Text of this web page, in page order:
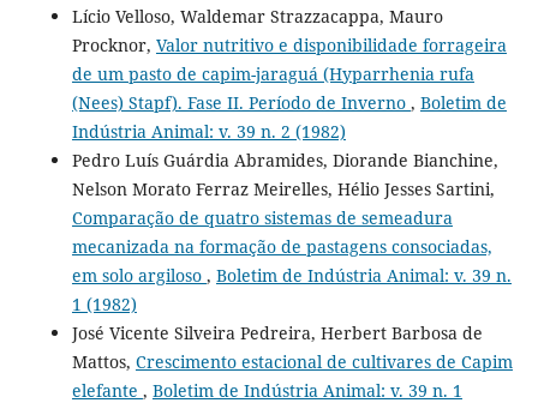
Lício Velloso, Waldemar Strazzacappa, Mauro
Procknor, Valor nutritivo e disponibilidade forrageira
de um pasto de capim-jaraguá (Hyparrhenia rufa
(Nees) Stapf). Fase II. Período de Inverno , Boletim de
Indústria Animal: v. 39 n. 2 (1982)
Pedro Luís Guárdia Abramides, Diorande Bianchine,
Nelson Morato Ferraz Meirelles, Hélio Jesses Sartini,
Comparação de quatro sistemas de semeadura
mecanizada na formação de pastagens consociadas,
em solo argiloso , Boletim de Indústria Animal: v. 39 n.
1 (1982)
José Vicente Silveira Pedreira, Herbert Barbosa de
Mattos, Crescimento estacional de cultivares de Capim
elefante , Boletim de Indústria Animal: v. 39 n. 1